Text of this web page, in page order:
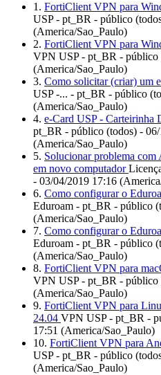
1. FortiClient VPN para
USP - pt_BR - público
(America/Sao_Paulo)
2. FortiClient VPN para
VPN USP - pt_BR - público
(America/Sao_Paulo)
3. Como solicitar (criar) um
USP -... - pt_BR - público
(America/Sao_Paulo)
4. e-Card USP - Carteirinha
pt_BR - público (todos) -
(America/Sao_Paulo)
5. Solucionar problema
em novo computador
- 03/04/2019 17:16
6. Como configurar o
Eduroam - pt_BR - público
(America/Sao_Paulo)
7. Como configurar o
Eduroam - pt_BR - público
(America/Sao_Paulo)
8. FortiClient VPN para
VPN USP - pt_BR - público
(America/Sao_Paulo)
9. FortiClient VPN para
24.04 VPN USP - pt_BR -
17:51 (America/Sao_Paulo)
10. FortiClient VPN para
USP - pt_BR - público
(America/Sao_Paulo)